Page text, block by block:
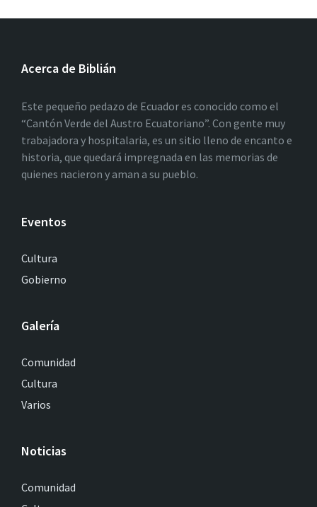
Acerca de Biblián
Este pequeño pedazo de Ecuador es conocido como el
“Cantón Verde del Austro Ecuatoriano”. Con gente muy
trabajadora y hospitalaria, es un sitio lleno de encanto e
historia, que quedará impregnada en las memorias de
quienes nacieron y aman a su pueblo.
Eventos
Cultura
Gobierno
Galería
Comunidad
Cultura
Varios
Noticias
Comunidad